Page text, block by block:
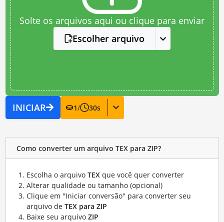
Solte os arquivos aqui ou clique para enviar
Escolher arquivo
INICIAR 1/ 30s
Como converter um arquivo TEX para ZIP?
Escolha o arquivo TEXque você quer converter
Alterar qualidade ou tamanho (opcional)
Clique em "Iniciar conversão" para converter seu
arquivo de TEX para ZIP
Baixe seu arquivo ZIP